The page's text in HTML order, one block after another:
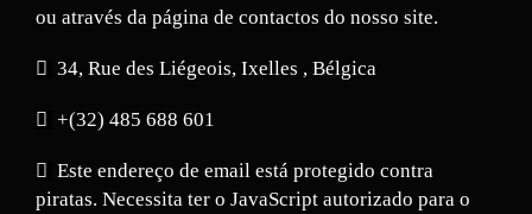
ou através da página de contactos do nosso site.
34, Rue des Liégeois, Ixelles , Bélgica
+(32) 485 688 601
Este endereço de email está protegido contra
piratas. Necessita ter o JavaScript autorizado para o